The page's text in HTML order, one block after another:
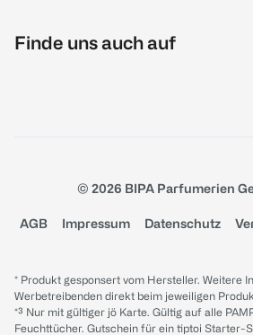
Finde uns auch auf
© 2026 BIPA Parfumerien
AGB Impressum Datenschutz
* Produkt gesponsert vom Hersteller. Weitere
Werbetreibenden direkt beim jeweiligen
*³ Nur mit gültiger jö Karte. Gültig auf alle
Feuchttücher. Gutschein für ein tiptoi Starter-